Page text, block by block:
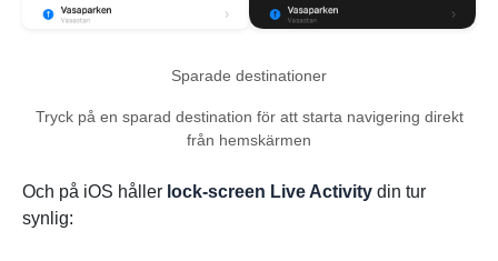
Sparade destinationer
Tryck på en sparad destination för att starta navigering direkt
från hemskärmen
Och på iOS håller lock-screen Live Activity din tur
synlig: